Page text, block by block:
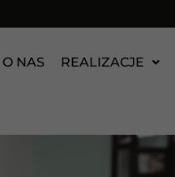
O NAS REALIZACJE